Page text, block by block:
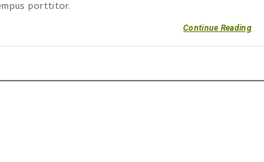
porttitor.
Continue Reading